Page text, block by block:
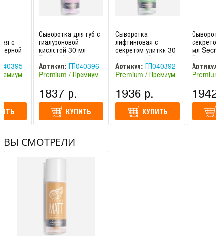
с
/
Сыворотка для губ с
гиалуроновой
кислотой 30 мл
Perfect Lips /
Premium Homework
Артикул: ГП040396
Premium / Премиум
1837 р.
КУПИТЬ
Сыворотка
лифтинговая с
секретом улитки 30
мл Secret Serum /
Premium Homework
Артикул: ГП040392
Premium / Премиум
1936 р.
КУПИТЬ
мл
Premium
Артикул:
ВЫ СМОТРЕЛИ